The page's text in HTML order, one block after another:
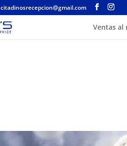
citadinosrecepcion@gmail.com
Ventas al